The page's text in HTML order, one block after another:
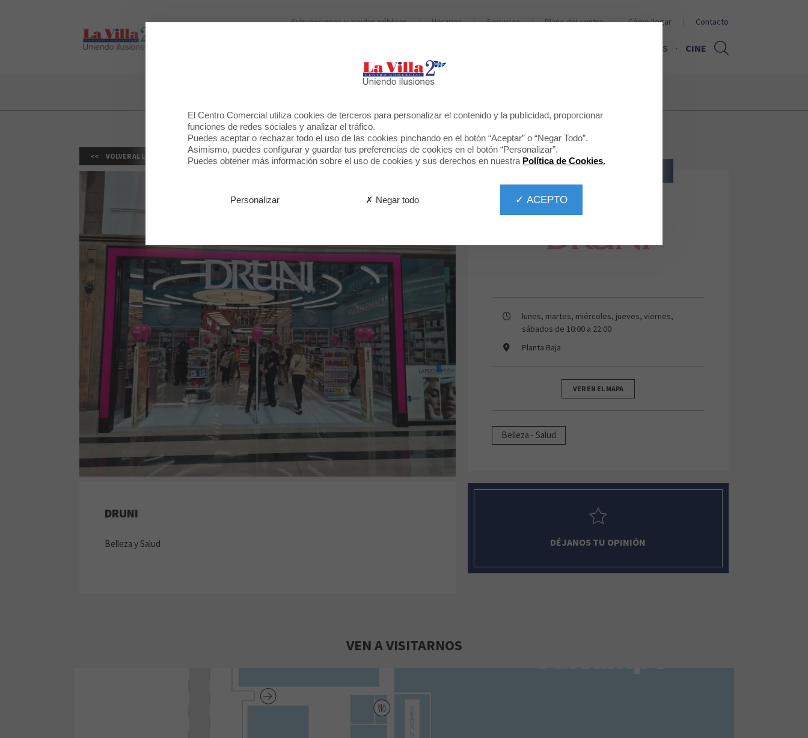
NOTICIAS CINE
Subvenciones y ayudas públicas Horarios Servicios Plano del centro Cómo llegar Contacto
DRUNI
VOLVER AL LISTADO
Druni
lunes, martes, miércoles, jueves, viernes,
sábados de 10:00 a 22:00
Planta Baja
VER EN EL MAPA
Belleza - Salud
DÉJANOS TU OPINIÓN
DRUNI
Belleza y Salud
VEN A VISITARNOS
El Centro Comercial utiliza cookies de terceros para personalizar el contenido y la publicidad, proporcionar
funciones de redes sociales y analizar el tráfico.
Puedes aceptar o rechazar todo el uso de las cookies pinchando en el botón “Aceptar” o “Negar Todo”.
Asimismo, puedes configurar y guardar tus preferencias de cookies en el botón “Personalizar”.
Puedes obtener más información sobre el uso de cookies y sus derechos en nuestra Política de Cookies.
✓ ACEPTO
✗ Negar todo
Personalizar